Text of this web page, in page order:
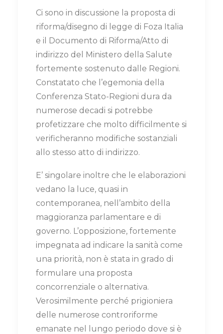
Ci sono in discussione la proposta di
riforma/disegno di legge di Foza Italia
e il Documento di Riforma/Atto di
indirizzo del Ministero della Salute
fortemente sostenuto dalle Regioni.
Constatato che l’egemonia della
Conferenza Stato-Regioni dura da
numerose decadi si potrebbe
profetizzare che molto difficilmente si
verificheranno modifiche sostanziali
allo stesso atto di indirizzo.
E’ singolare inoltre che le elaborazioni
vedano la luce, quasi in
contemporanea, nell’ambito della
maggioranza parlamentare e di
governo. L’opposizione, fortemente
impegnata ad indicare la sanità come
una priorità, non è stata in grado di
formulare una proposta
concorrenziale o alternativa.
Verosimilmente perché prigioniera
delle numerose controriforme
emanate nel lungo periodo dove si è